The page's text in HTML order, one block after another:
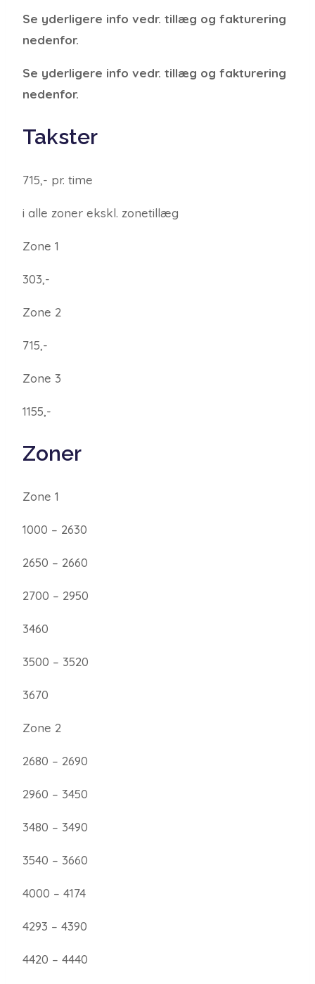
Se yderligere info vedr. tillæg og fakturering
nedenfor.
Se yderligere info vedr. tillæg og fakturering
nedenfor.
Takster
715,- pr. time
i alle zoner ekskl. zonetillæg
Zone 1
303,-
Zone 2
715,-
Zone 3
1155,-
Zoner
Zone 1
1000 – 2630
2650 – 2660
2700 – 2950
3460
3500 – 3520
3670
Zone 2
2680 – 2690
2960 – 3450
3480 – 3490
3540 – 3660
4000 – 4174
4293 – 4390
4420 – 4440